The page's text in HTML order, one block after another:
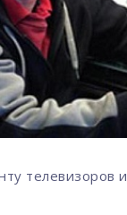
телевизоров и